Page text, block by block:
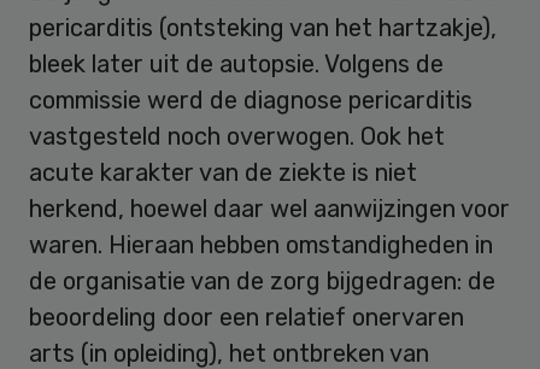
pericarditis (ontsteking van het hartzakje),
bleek later uit de autopsie. Volgens de
commissie werd de diagnose pericarditis
vastgesteld noch overwogen. Ook het
acute karakter van de ziekte is niet
herkend, hoewel daar wel aanwijzingen voor
waren. Hieraan hebben omstandigheden in
de organisatie van de zorg bijgedragen: de
beoordeling door een relatief onervaren
arts (in opleiding), het ontbreken van